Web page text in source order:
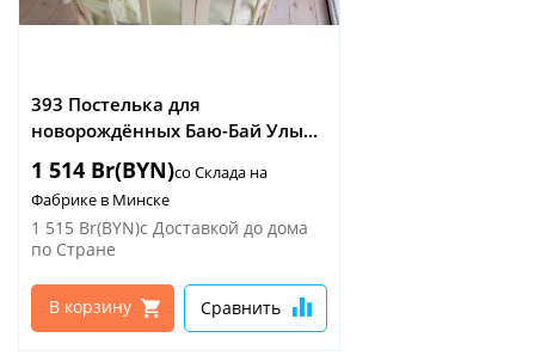
393 Постелька для
новорождённых Баю-Бай Улы...
1 514 Br(BYN)со Склада на
Фабрике в Минске
1 515 Br(BYN)с Доставкой до дома
по Стране
В корзину Сравнить